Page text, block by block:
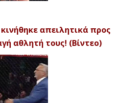
απειλητικά προς
αθλητή τους! (Βίντεο)